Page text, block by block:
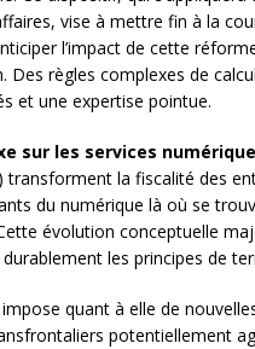
vise à mettre fin à la
l’impact de cette
Des règles complexes de
et une expertise pointue.
sur les services
transforment la fiscalité des
du numérique là où se
évolution conceptuelle
les principes de
quant à elle de
potentiellement